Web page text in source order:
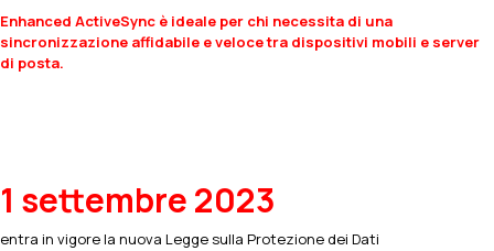
Enhanced ActiveSync è ideale per chi necessita di una
sincronizzazione affidabile e veloce tra dispositivi mobili e server
di posta.
1 settembre 2023
entra in vigore la nuova Legge sulla Protezione dei Dati